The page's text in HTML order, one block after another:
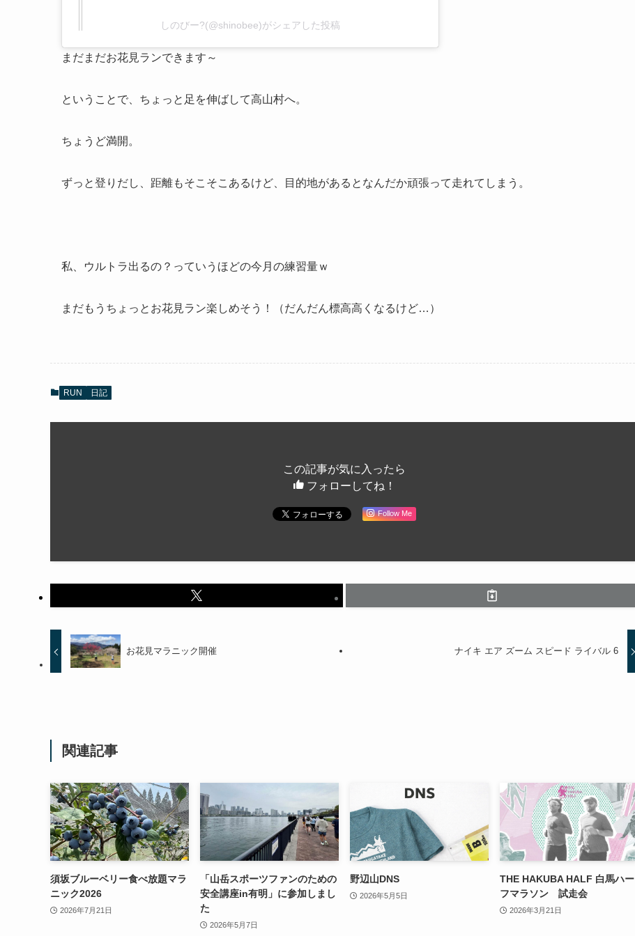
しのびー?(@shinobee)がシェアした投稿
まだまだお花見ランできます～
ということで、ちょっと足を伸ばして高山村へ。
ちょうど満開。
ずっと登りだし、距離もそこそこあるけど、目的地があるとなんだか頑張って走れてしまう。
私、ウルトラ出るの？っていうほどの今月の練習量ｗ
まだもうちょっとお花見ラン楽しめそう！（だんだん標高高くなるけど…）
RUN 日記
この記事が気に入ったら
フォローしてね！
Follow Me
お花見マラニック開催 ナイキ エア ズーム スピード ライバル 6
関連記事
須坂ブルーベリー食べ放題マラ
ニック2026
2026年7月21日
「山岳スポーツファンのための
安全講座in有明」に参加しまし
た
2026年5月7日
野辺山DNS
2026年5月5日
THE HAKUBA HALF 白馬ハー
フマラソン 試走会
2026年3月21日